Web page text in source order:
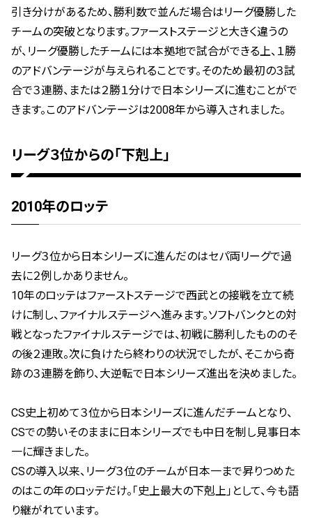
引き分けがあるため、勝利数で並んだ場合はリーグ優勝した
チームの突破となります。ファーストステージと大きく違うの
が、リーグ優勝したチームには本拠地で試合ができる上、１勝
のアドバンテージが与えられることです。そのため最初の３試
合で３連勝、または２勝１分けで日本シリーズに進むことがで
きます。このアドバンテージは2008年から導入されました。
リーグ３位からの「下剋上」
2010年のロッテ
リーグ３位から日本シリーズに進んだのはセパ両リーグで過
去に２例しかありません。
10年のロッテはファーストステージで西武との接戦を立て続
けに制し、ファイナルステージへ進みます。ソフトバンクとの対
戦となったファイナルステージでは、初戦に勝利したもののそ
の後２連敗。次に負けたら終わりの状況でしたが、そこから奇
跡の３連勝を飾り、大逆転で日本シリーズ進出を決めました。
CS史上初めて３位から日本シリーズに進んだチームとなり、
CSでの勢いそのままに日本シリーズでも中日を制し見事日本
一に輝きました。
CSの導入以来、リーグ３位のチームが日本一まで昇りつめた
のはこの年のロッテだけ。「史上最大の下剋上」として、今も語
り継がれています。